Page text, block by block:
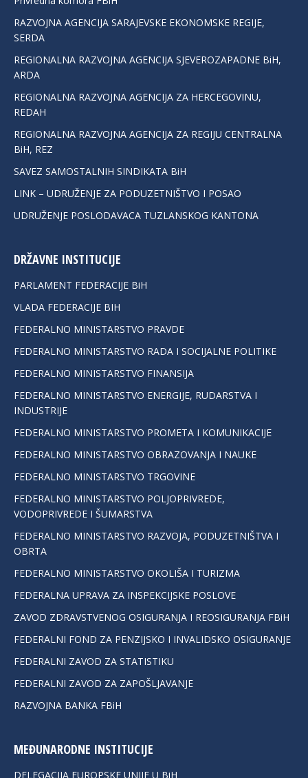
RAZVOJNA AGENCIJA SARAJEVSKE EKONOMSKE REGIJE,
SERDA
REGIONALNA RAZVOJNA AGENCIJA SJEVEROZAPADNE BiH,
ARDA
REGIONALNA RAZVOJNA AGENCIJA ZA HERCEGOVINU,
REDAH
REGIONALNA RAZVOJNA AGENCIJA ZA REGIJU CENTRALNA
BiH, REZ
SAVEZ SAMOSTALNIH SINDIKATA BiH
LINK – UDRUŽENJE ZA PODUZETNIŠTVO I POSAO
UDRUŽENJE POSLODAVACA TUZLANSKOG KANTONA
DRŽAVNE INSTITUCIJE
PARLAMENT FEDERACIJE BiH
VLADA FEDERACIJE BIH
FEDERALNO MINISTARSTVO PRAVDE
FEDERALNO MINISTARSTVO RADA I SOCIJALNE POLITIKE
FEDERALNO MINISTARSTVO FINANSIJA
FEDERALNO MINISTARSTVO ENERGIJE, RUDARSTVA I
INDUSTRIJE
FEDERALNO MINISTARSTVO PROMETA I KOMUNIKACIJE
FEDERALNO MINISTARSTVO OBRAZOVANJA I NAUKE
FEDERALNO MINISTARSTVO TRGOVINE
FEDERALNO MINISTARSTVO POLJOPRIVREDE,
VODOPRIVREDE I ŠUMARSTVA
FEDERALNO MINISTARSTVO RAZVOJA, PODUZETNIŠTVA I
OBRTA
FEDERALNO MINISTARSTVO OKOLIŠA I TURIZMA
FEDERALNA UPRAVA ZA INSPEKCIJSKE POSLOVE
ZAVOD ZDRAVSTVENOG OSIGURANJA I REOSIGURANJA FBiH
FEDERALNI FOND ZA PENZIJSKO I INVALIDSKO OSIGURANJE
FEDERALNI ZAVOD ZA STATISTIKU
FEDERALNI ZAVOD ZA ZAPOŠLJAVANJE
RAZVOJNA BANKA FBiH
MEĐUNARODNE INSTITUCIJE
DELEGACIJA EUROPSKE UNIJE U BiH